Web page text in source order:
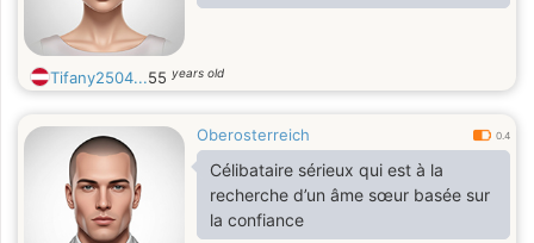
Tifany2504...55 years old
Oberosterreich 0.4
Célibataire sérieux qui est à la
recherche d’un âme sœur basée sur
la confiance